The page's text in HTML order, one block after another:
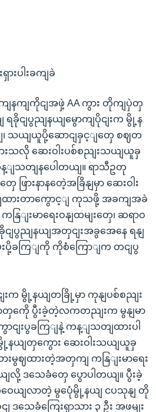
ားပါးခကျခဲ
ကျနကျကိုငျအဖှဲ့ AA ကွား တိုကျပှဲတှ
ရခိုငျပွညျနယျမွောကျပိုငျးက မွို့န
၊ သယျယူပို့ဆောငျခှင့ျတှေ စဈတ
သလို ဆေးဝါးပစ်စညျးသယျယူခှ
ျသတျနပေါတယျ။ ရာသီဥတု
ြားနာနတေဲ့အခြိနျမှာ ဆေးဝါး
ားတာကွောင့ျ ကုသဖို့ အခကျအခဲ
နြျးမာရေးဝနျထမျးတှေ၊ ဆရာဝ
ငျပွညျနယျအတှငျးအခွအေနေ ရနျ
ပို့ခကြျကို ကိုစံကြောျက တငျပွ
ျးက မွို့နယျတခြို့မှာ ကုနျပစ်စညျး
တှကေို ပွီးခဲ့တဲ့လကတညျးက မွနျမာ
ျးပွခကြျနဲ့ ကန့ျသတျထားပါ
နယျတှကွေား ဆေးဝါးသယျယူခှ
းမွဈထားတဲ့အတှကျ ကနြျးမာရေး
ဒသေခံတှေ ပွောပါတယျ။ ပွီးခဲ့
ေယျလာတဲ့ မွပေုံမွို့နယျ ငပသုနျ တို
ဒသေခံကြေးရှာသား ၃ ဦး အဖမျး